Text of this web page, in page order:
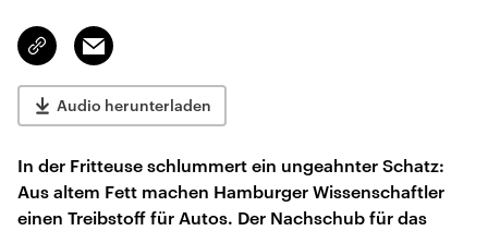
Link
kopieren/teilen
Email
Audio herunterladen
In der Fritteuse schlummert ein ungeahnter Schatz:
Aus altem Fett machen Hamburger Wissenschaftler
einen Treibstoff für Autos. Der Nachschub für das